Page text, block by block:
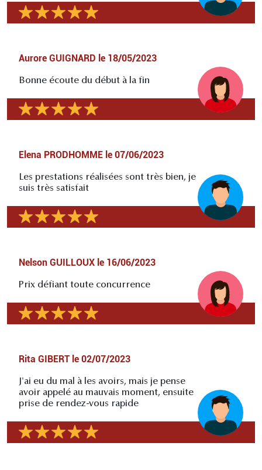
Aurore GUIGNARD le 18/05/2023
Bonne écoute du début à la fin
Elena PRODHOMME le 07/06/2023
Les prestations réalisées sont très bien, je
suis très satisfait
Nelson GUILLOUX le 16/06/2023
Prix défiant toute concurrence
Rita GIBERT le 02/07/2023
J'ai eu du mal à les avoirs, mais je pense
avoir appelé au mauvais moment, ensuite
prise de rendez-vous rapide